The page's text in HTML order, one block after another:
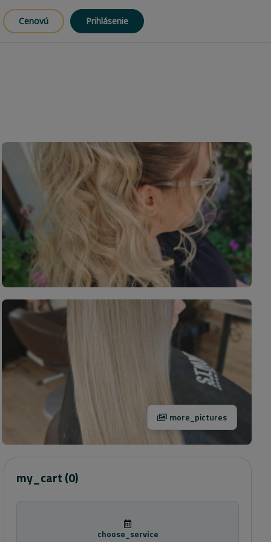
Cenovú Prihlásenie
more_pictures
my_cart(0)
choose_service